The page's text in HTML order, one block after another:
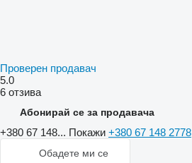
Проверен продавач
5.0
6 отзива
Абонирай се за продавача
+380 67 148... Покажи +380 67 148 2778
Обадете ми се